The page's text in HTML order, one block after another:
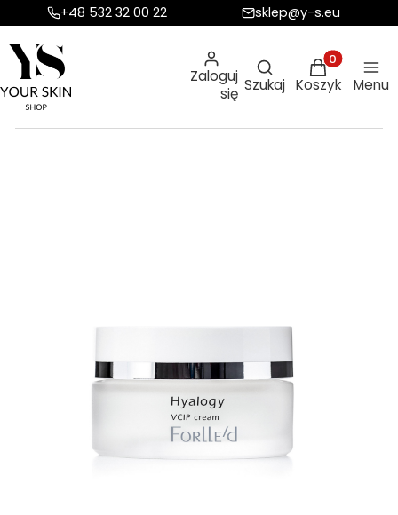
+48 532 32 00 22 sklep@y-s.eu
Zaloguj
się
Otwórz
Szukaj
Produkty w
Koszyk Menu